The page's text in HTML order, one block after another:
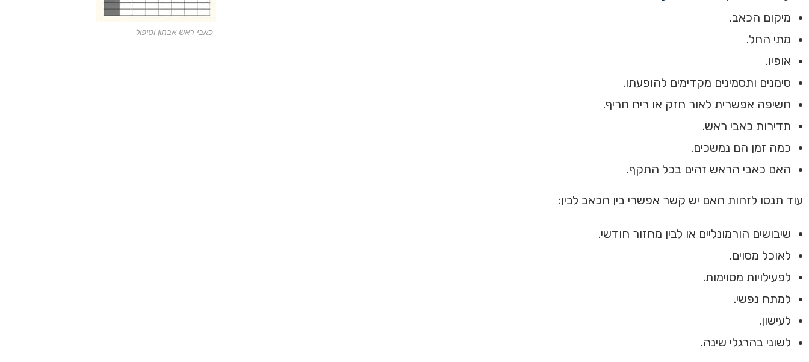
כאבי ראש אבחון וטיפול
מיקום הכאב.
מתי החל.
אופיו.
סימנים ותסמינים מקדימים להופעתו.
חשיפה אפשרית לאור חזק או ריח חריף.
תדירות כאבי ראש.
כמה זמן הם נמשכים.
האם כאבי הראש זהים בכל התקף.
עוד תנסו לזהות האם יש קשר אפשרי בין הכאב לבין:
שיבושים הורמונליים או לבין מחזור חודשי.
לאוכל מסוים.
לפעילויות מסוימות.
למתח נפשי.
לעישון.
לשוני בהרגלי שינה.